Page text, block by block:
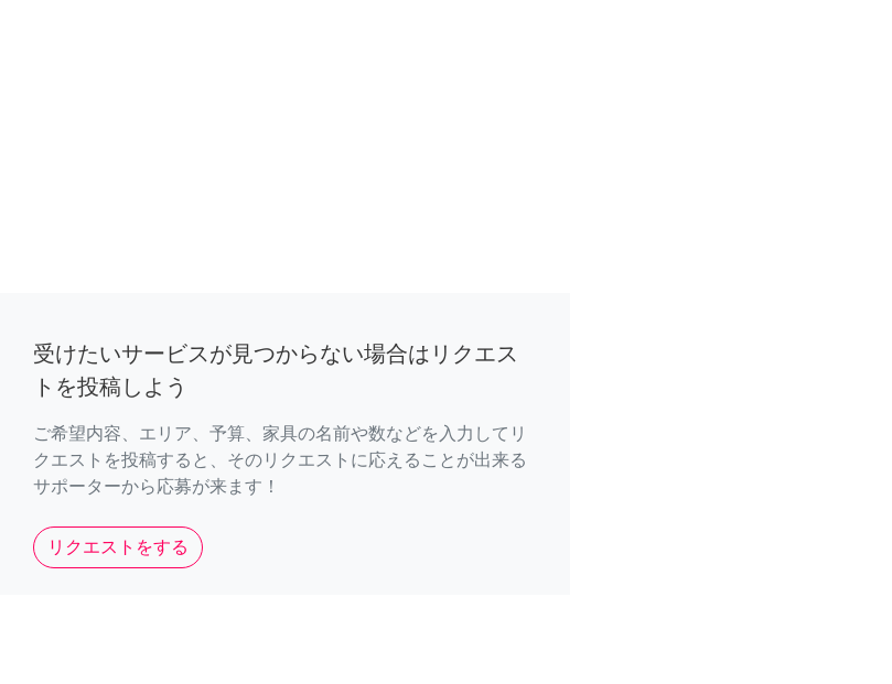
受けたいサービスが見つからない場合はリクエス
トを投稿しよう
ご希望内容、エリア、予算、家具の名前や数などを入力してリ
クエストを投稿すると、そのリクエストに応えることが出来る
サポーターから応募が来ます！
リクエストをする